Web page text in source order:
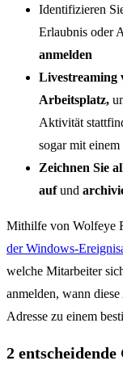
Identifizieren
Erlaubnis oder
anmelden
Livestreaming
Arbeitsplatz,
Aktivität
sogar mit
Zeichnen Sie
aufund
Mithilfe von Wolfeye
der Windows-
welche Mitarbeiter
anmelden, wann
Adresse zu einem
2